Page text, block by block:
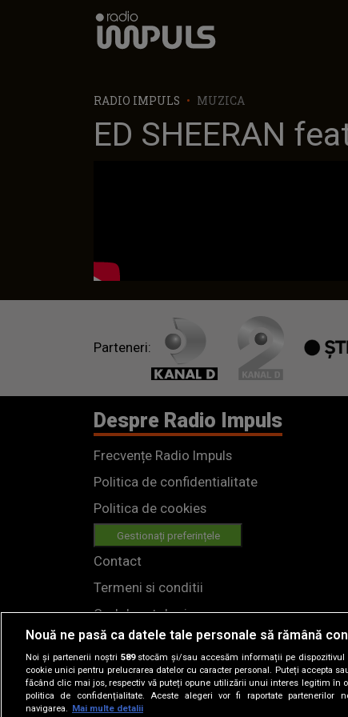
Radio Impuls
RADIO IMPULS MUZICA
ED SHEERAN
Parteneri:
Despre Radio Impuls
Frecvențe Radio Impuls
Politica de confidentialitate
Politica de cookies
Gestionați preferințele
Contact
Termeni si conditii
Cod deontologic
Regulamente
Nouă ne pasă ca datele tale personale să rămână
Noi și partenerii noștri 589stocăm și/sau accesăm informații pe dispozitivul
cookie unici pentru prelucrarea datelor cu caracter personal. Puteți accepta
făcând clic mai jos, respectiv vă puteți opune utilizării unui interes legitim în
politica de confidențialitate. Aceste alegeri vor fi raportate partenerilor
navigarea.
Mai multe detalii